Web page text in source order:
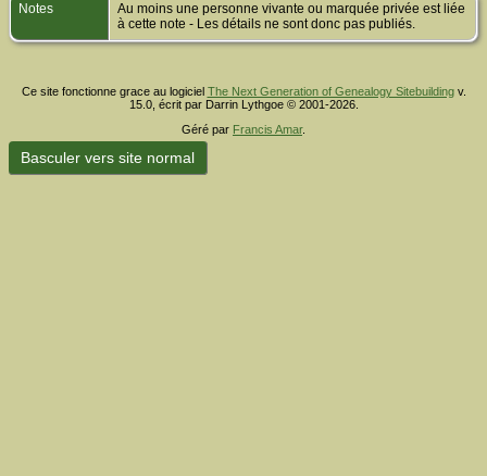
Notes
Au moins une personne vivante ou marquée privée est liée
à cette note - Les détails ne sont donc pas publiés.
Ce site fonctionne grace au logiciel The Next Generation of Genealogy Sitebuildingv.
15.0, écrit par Darrin Lythgoe © 2001-2026.
Géré par Francis Amar.
Basculer vers site normal